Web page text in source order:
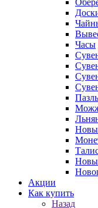
Часы
Акции
Как купить
Назад